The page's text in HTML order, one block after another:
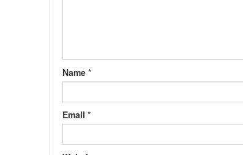
Name *
Email *